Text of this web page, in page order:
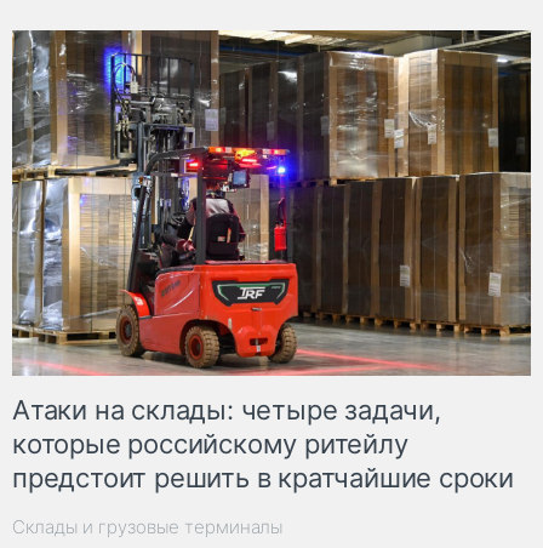
Атаки на склады: четыре задачи,
которые российскому ритейлу
предстоит решить в кратчайшие сроки
Склады и грузовые терминалы